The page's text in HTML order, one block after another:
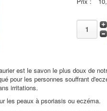
est le savon le plus doux de
pour les personnes souffrant
irritations.
les peaux à psoriasis ou eczéma.